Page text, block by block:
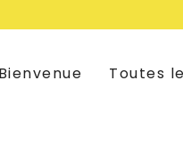
Bienvenue Toutes